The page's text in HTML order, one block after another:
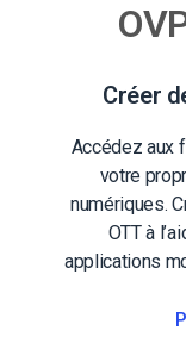
Créer
Accédez aux
votre
numériques.
OTT à
applications